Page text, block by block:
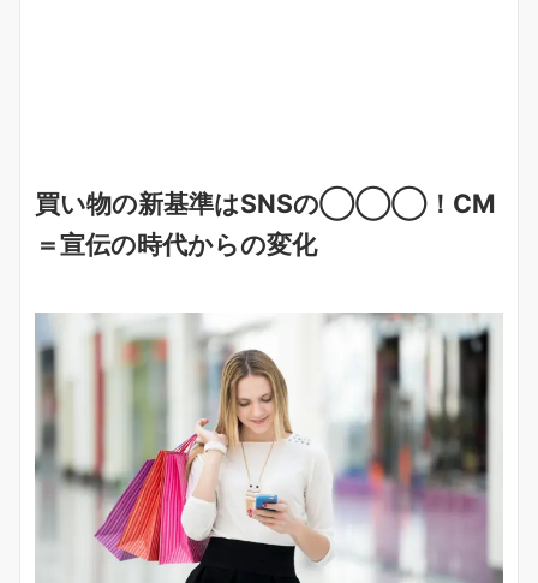
買い物の新基準はSNSの◯◯◯！CM
＝宣伝の時代からの変化